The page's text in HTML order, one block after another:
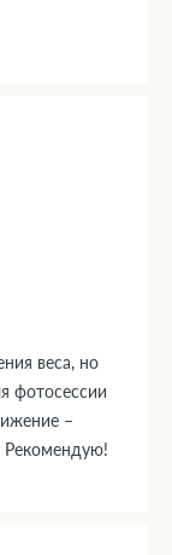
веса, но
фотосессии
–
Рекомендую!